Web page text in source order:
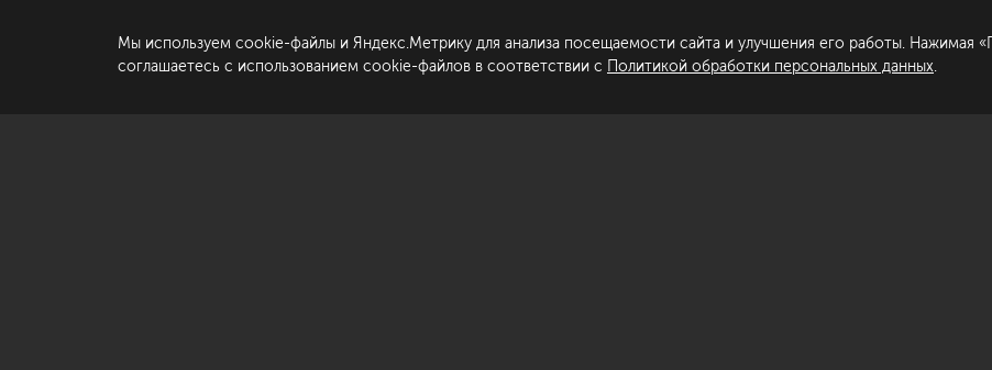
Политика обработки персональных данных
Мы используем cookie-файлы и Яндекс.Метрику для анализа посещаемости сайта и улучшения его работы. Нажимая
соглашаетесь с использованием cookie-файлов в соответствии с Политикой обработки персональных данных.